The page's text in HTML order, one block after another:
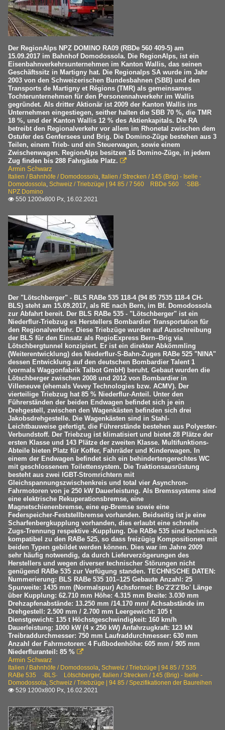
Der RegionAlps NPZ DOMINO RA09 (RBDe 560 409-5) am
15.09.2017 im Bahnhof Domodossola. Die RegionAlps, ist ein
Eisenbahnverkehrsunternehmen im Kanton Wallis, das seinen
Geschäftssitz in Martigny hat. Die Regionalps SA wurde im Jahr
2003 von den Schweizerischen Bundesbahnen (SBB) und den
Transports de Martigny et Régions (TMR) als gemeinsames
Tochterunternehmen für den Personennahverkehr im Wallis
gegründet. Als dritter Aktionär ist 2009 der Kanton Wallis ins
Unternehmen eingestiegen, seither halten die SBB 70 %, die TMR
18 %, und der Kanton Wallis 12 % des Aktienkapitals. Die RA
betreibt den Regionalverkehr vor allem im Rhonetal zwischen dem
Ostufer des Genfersees und Brig. Die Domino-Züge bestehen aus 3
Teilen, einem Trieb- und ein Steuerwagen, sowie einem
Zwischenwagen. RegionAlps besitzen 16 Domino-Züge, in jedem
Zug finden bis 288 Fahrgäste Platz. 
Armin Schwarz
Italien / Bahnhöfe / Domodossola, Italien / Strecken / 145 (Brig) - Iselle -
Domodossola, Schweiz / Triebzüge | 94 85 / 7 560 RBDe 560 ·SBB·
NPZ Domino
 550 1200x800 Px, 16.02.2021
Der "Lötschberger" - BLS RABe 535 118-4 (94 85 7535 118-4 CH-
BLS) steht am 15.09.2017, als RE nach Bern, im Bf. Domodossola
zur Abfahrt bereit. Der BLS RABe 535 - "Lötschberger" ist ein
Niederflur-Triebzug es Herstellers Bombardier Transportation für
den Regionalverkehr. Diese Triebzüge wurden auf Ausschreibung
der BLS für den Einsatz als RegioExpress Bern–Brig via
Lötschbergtunnel konzipiert. Er ist ein direkter Abkömmling
(Weiterentwicklung) des Niederflur-S-Bahn-Zuges RABe 525 "NINA"
dessen Entwicklung auf den deutschen Bombardier Talent 1
(vormals Waggonfabrik Talbot GmbH) beruht. Gebaut wurden die
Lötschberger zwischen 2008 und 2012 von Bombardier in
Villeneuve (ehemals Vevey Technologies bzw. ACMV). Der
vierteilige Triebzug hat 85 % Niederflur-Anteil. Unter den
Führerständen der beiden Endwagen befindet sich je ein
Drehgestell, zwischen den Wagenkästen befinden sich drei
Jakobsdrehgestelle. Die Wagenkästen sind in Stahl-
Leichtbauweise gefertigt, die Führerstände bestehen aus Polyester-
Verbundstoff. Der Triebzug ist klimatisiert und bietet 28 Plätze der
ersten Klasse und 143 Plätze der zweiten Klasse. Multifunktions-
Abteile bieten Platz für Koffer, Fahrräder und Kinderwagen. In
einem der Endwagen befindet sich ein behindertengerechtes WC
mit geschlossenem Toilettensystem. Die Traktionsausrüstung
besteht aus zwei IGBT-Stromrichtern mit
Gleichspannungszwischenkreis und total vier Asynchron-
Fahrmotoren von je 250 kW Dauerleistung. Als Bremssysteme sind
eine elektrische Rekuperationsbremse, eine
Magnetschienenbremse, eine ep-Bremse sowie eine
Federspeicher-Feststellbremse vorhanden. Beidseitig ist je eine
Scharfenbergkupplung vorhanden, dies erlaubt eine schnelle
Zugs-Trennung respektive -Kupplung. Die RABe 535 sind technisch
kompatibel zu den RABe 525, so dass freizügig Kompositionen mit
beiden Typen gebildet werden können. Dies war im Jahre 2009
sehr häufig notwendig, da durch Lieferverzögerungen des
Herstellers und wegen diverser technischer Störungen nicht
genügend RABe 535 zur Verfügung standen. TECHNISCHE DATEN:
Nummerierung: BLS RABe 535 101–125 Gebaute Anzahl: 25
Spurweite: 1435 mm (Normalspur) Achsformel: Bo'2'2'2'Bo' Länge
über Kupplung: 62.710 mm Höhe: 4.315 mm Breite: 3.030 mm
Drehzapfenabstände: 13.250 mm /14.170 mm/ Achsabstände im
Drehgestell: 2.500 mm / 2.700 mm Leergewicht: 105 t
Dienstgewicht: 135 t Höchstgeschwindigkeit: 160 km/h
Dauerleistung: 1000 kW (4 x 250 kW) Anfahrzugkraft: 123 kN
Treibraddurchmesser: 750 mm Laufraddurchmesser: 630 mm
Anzahl der Fahrmotoren: 4 Fußbodenhöhe: 605 mm / 905 mm
Niederfluranteil: 85 % 
Armin Schwarz
Italien / Bahnhöfe / Domodossola, Schweiz / Triebzüge | 94 85 / 7 535
RABe 535 ·BLS· Lötschberger, Italien / Strecken / 145 (Brig) - Iselle -
Domodossola, Schweiz / Triebzüge | 94 85 / Spezifikationen der Baureihen
 529 1200x800 Px, 16.02.2021